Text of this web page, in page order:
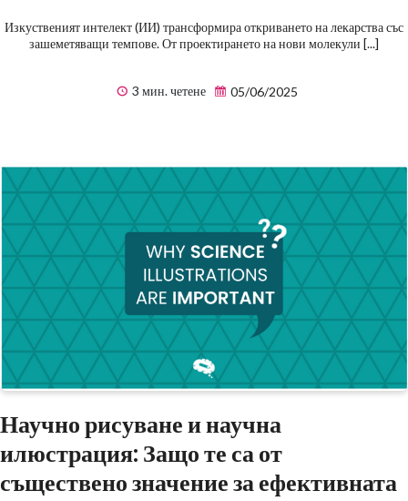
Изкуственият интелект (ИИ) трансформира откриването на лекарства със
зашеметяващи темпове. От проектирането на нови молекули [...]
3 мин. четене 05/06/2025
Научно рисуване и научна
илюстрация: Защо те са от
съществено значение за ефективната